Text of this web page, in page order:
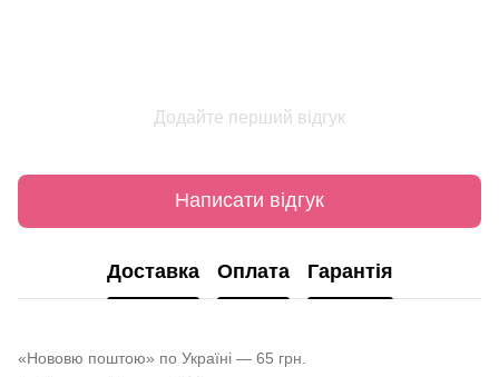
Додайте перший відгук
Написати відгук
Доставка Оплата Гарантія
«Нововю поштою» по Україні — 65 грн.